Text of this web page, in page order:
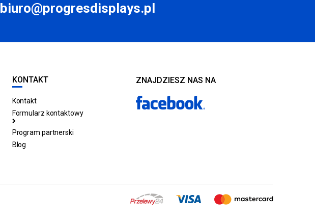
biuro@progresdisplays.pl
KONTAKT
Kontakt
Formularz kontaktowy
Program partnerski
Blog
ZNAJDZIESZ NAS NA